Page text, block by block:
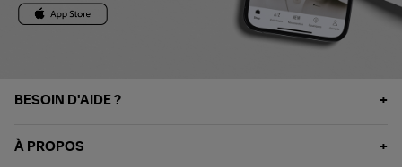
BESOIN D'AIDE ?
À PROPOS